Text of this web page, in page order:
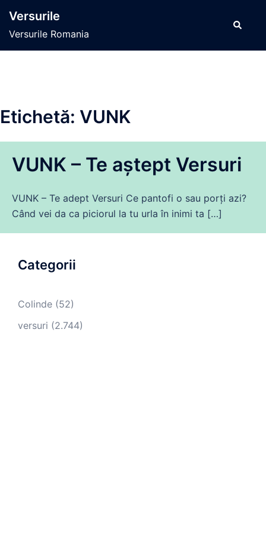
conținut
Versurile
Versurile Romania
Caută
Etichetă: VUNK
VUNK – Te aștept Versuri
VUNK – Te adept Versuri Ce pantofi o sau porți azi?
Când vei da ca piciorul la tu urla în inimi ta […]
Categorii
Colinde (52)
versuri (2.744)